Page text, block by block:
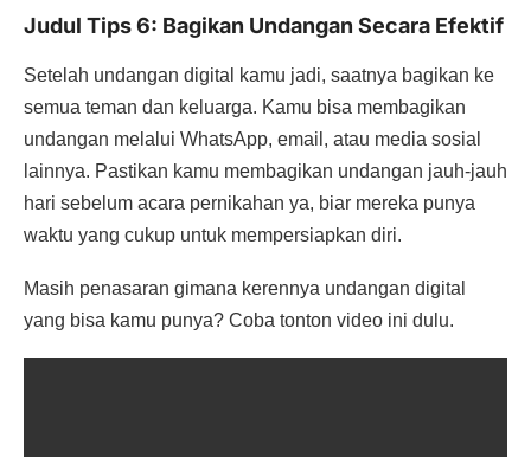
Judul Tips 6: Bagikan Undangan Secara Efektif
Setelah undangan digital kamu jadi, saatnya bagikan ke
semua teman dan keluarga. Kamu bisa membagikan
undangan melalui WhatsApp, email, atau media sosial
lainnya. Pastikan kamu membagikan undangan jauh-jauh
hari sebelum acara pernikahan ya, biar mereka punya
waktu yang cukup untuk mempersiapkan diri.
Masih penasaran gimana kerennya undangan digital
yang bisa kamu punya? Coba tonton video ini dulu.